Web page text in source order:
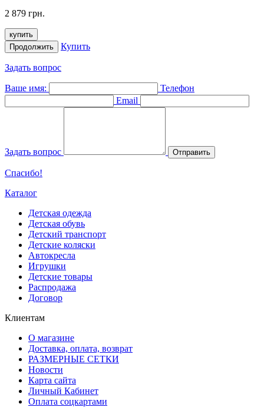
2 879 грн.
купить
Продолжить
Купить
Задать вопрос
Ваше имя:
Телефон
Email
Задать вопрос Отправить
Спасибо!
Каталог
Детская одежда
Детская обувь
Детский транспорт
Детские коляски
Автокресла
Игрушки
Детские товары
Распродажа
Договор
Клиентам
О магазине
Доставка, оплата, возврат
РАЗМЕРНЫЕ СЕТКИ
Новости
Карта сайта
Личный Кабинет
Оплата соцкартами